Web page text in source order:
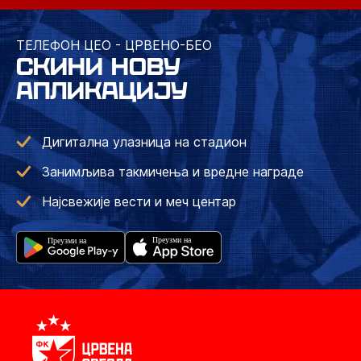
ТЕЛЕФОН ЦЕО - ЦРВЕНО-БЕО
СКИНИ НОВУ
АПЛИКАЦИЈУ
Дигитална улазница на стадион
Занимљива такмичења и вредне награде
Најсвежије вести и меч центар